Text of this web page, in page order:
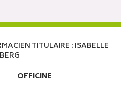
TITULAIRE : ISABELLE
BERG
OFFICINE